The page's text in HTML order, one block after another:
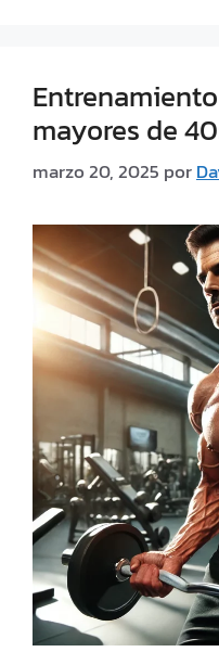
mayores de
marzo 20, 2025 por